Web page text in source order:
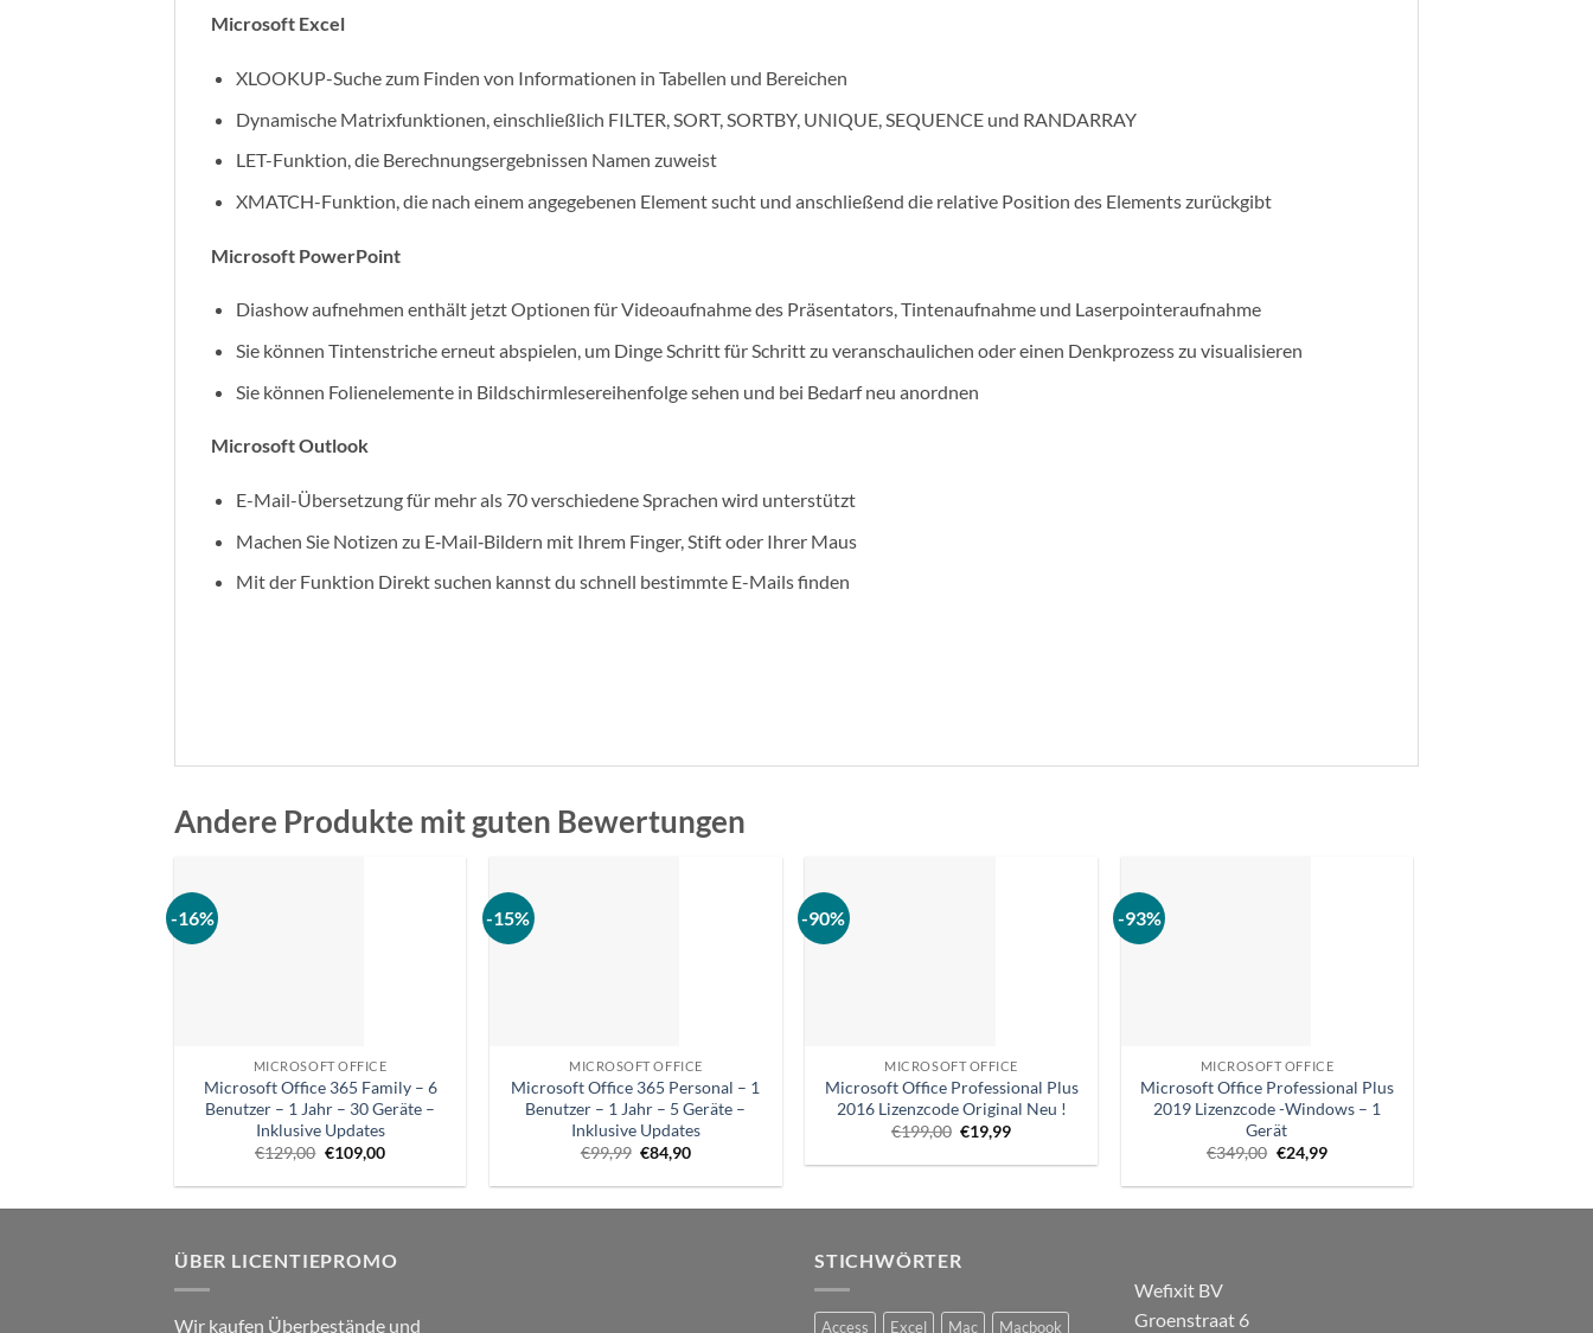
Microsoft Excel
XLOOKUP-Suche zum Finden von Informationen in Tabellen und Bereichen
Dynamische Matrixfunktionen, einschließlich FILTER, SORT, SORTBY, UNIQUE, SEQUENCE und RANDARRAY
LET-Funktion, die Berechnungsergebnissen Namen zuweist
XMATCH-Funktion, die nach einem angegebenen Element sucht und anschließend die relative Position des Elements zurückgibt
Microsoft PowerPoint
Diashow aufnehmen enthält jetzt Optionen für Videoaufnahme des Präsentators, Tintenaufnahme und Laserpointeraufnahme
Sie können Tintenstriche erneut abspielen, um Dinge Schritt für Schritt zu veranschaulichen oder einen Denkprozess zu visualisieren
Sie können Folienelemente in Bildschirmlesereihenfolge sehen und bei Bedarf neu anordnen
Microsoft Outlook
E-Mail-Übersetzung für mehr als 70 verschiedene Sprachen wird unterstützt
Machen Sie Notizen zu E‑Mail‑Bildern mit Ihrem Finger, Stift oder Ihrer Maus
Mit der Funktion Direkt suchen kannst du schnell bestimmte E-Mails finden
Andere Produkte mit guten Bewertungen
-16%
MICROSOFT OFFICE
Microsoft Office 365 Family – 6
Benutzer – 1 Jahr – 30 Geräte –
Inklusive Updates
€129,00 Ursprünglicher
war:
€109,00Aktueller
ist:
-15%
MICROSOFT OFFICE
Microsoft Office 365 Personal – 1
Benutzer – 1 Jahr – 5 Geräte –
Inklusive Updates
€99,99 Ursprünglicher
Preis
war:
€84,90Aktueller
ist:
-90%
MICROSOFT OFFICE
Microsoft Office Professional Plus
2016 Lizenzcode Original Neu !
€199,00 Ursprünglicher
Preis
war:
€19,99Aktueller
ist:
-93%
MICROSOFT OFFICE
Microsoft Office Professional Plus
2019 Lizenzcode -Windows – 1
Gerät
€349,00 Ursprünglicher
Preis
war:
€24,99Aktueller
ist:
ÜBER LICENTIEPROMO
Wir kaufen Überbestände und
STICHWÖRTER
Access Excel Mac Macbook
Wefixit BV
Groenstraat 6